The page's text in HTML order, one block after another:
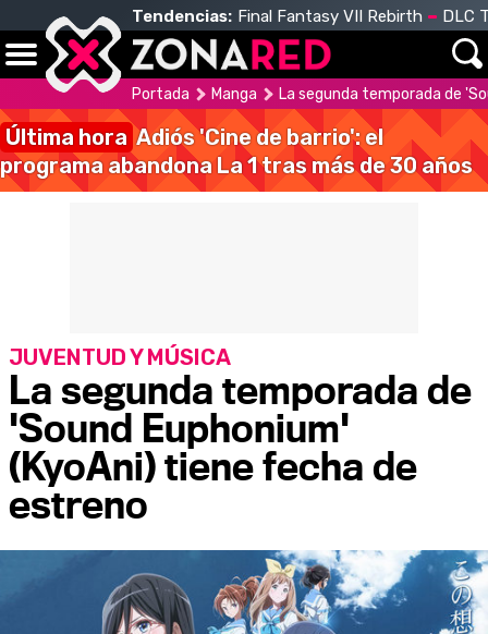
Tendencias: Final Fantasy VII Rebirth DLC
Portada Manga La segunda temporada de
Última hora Adiós 'Cine de barrio': el
programa abandona La 1 tras más de 30 años
La segunda temporada de
'Sound Euphonium'
(KyoAni) tiene fecha de
estreno
JUVENTUD Y MÚSICA